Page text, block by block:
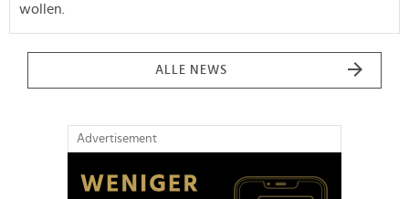
wollen.
ALLE NEWS
Advertisement